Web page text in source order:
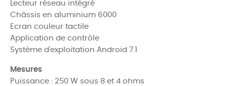
Lecteur réseau intégré
Châssis en aluminium 6000
Ecran couleur tactile
Application de contrôle
Système d'exploitation Android 7.1
Mesures
Puissance : 250 W sous 8 et 4 ohms